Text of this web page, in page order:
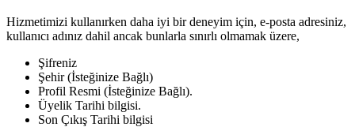
Hizmetimizi kullanırken daha iyi bir deneyim için, e-posta adresiniz,
kullanıcı adınız dahil ancak bunlarla sınırlı olmamak üzere,
Şifreniz
Şehir (İsteğinize Bağlı)
Profil Resmi (İsteğinize Bağlı).
Üyelik Tarihi bilgisi.
Son Çıkış Tarihi bilgisi